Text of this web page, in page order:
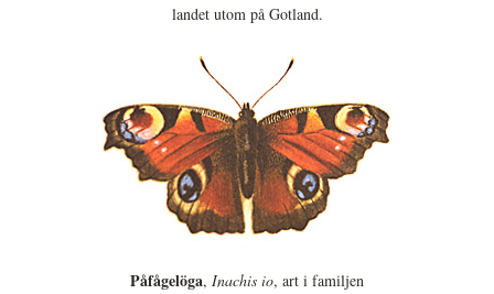
landet utom på Gotland.
Påfågelöga, Inachis io, art i familjen